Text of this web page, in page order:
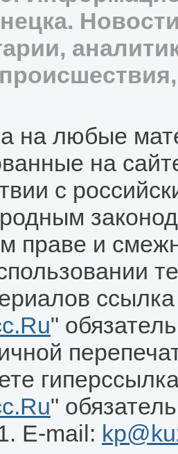
на любые
на
с
праве и
"
"
E-mail: